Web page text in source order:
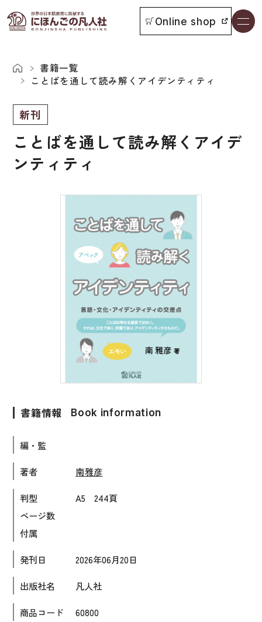
書籍一覧
お知らせ
イベント
よくあるご質問
教科書採用について
書籍の内容について
著作権について
原稿・企画の持ち込みについて
その他の質問
わたしたちについて
お問い合わせ
書店様向け
Online shop
本をさがす
日本語学習者用教科書
総合教科書
ビジネスパーソン・研修生向け
留学生向け専門分野
語彙・表現
表記（かな・漢字）
練習問題
日本語能力試験対策
日本留学試験対策
各種試験対策
大学入試対策
学校情報
日本語学習関連副読本
日本事情
書籍一覧
ことばを通して読み解くアイデンティティ
新刊
ことばを通して読み解くアイデ
ンティティ
書籍情報 Book information
編・監
著者 南雅彦
判型
ページ数
付属
A5 244頁
発刊日 2026年06月20日
出版社名 凡人社
商品コード 60800